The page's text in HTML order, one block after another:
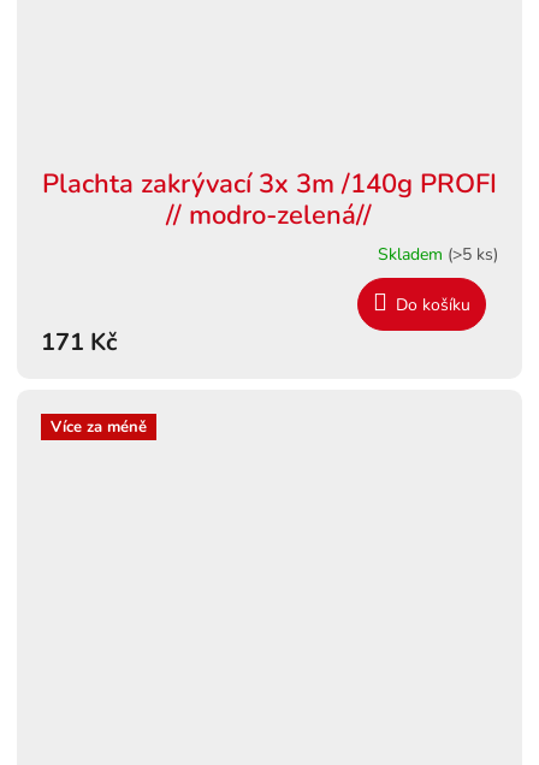
Plachta zakrývací 3x 3m /140g PROFI
// modro-zelená//
Skladem (>5 ks)
171 Kč
Do košíku
Více za méně